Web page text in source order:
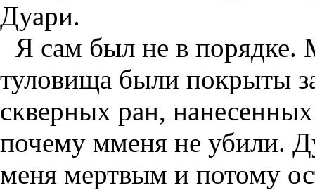
Дуари.
Я сам был не в порядке.
туловища были покрыты
скверных ран,
почему мменя не убили.
меня мертвым и потому